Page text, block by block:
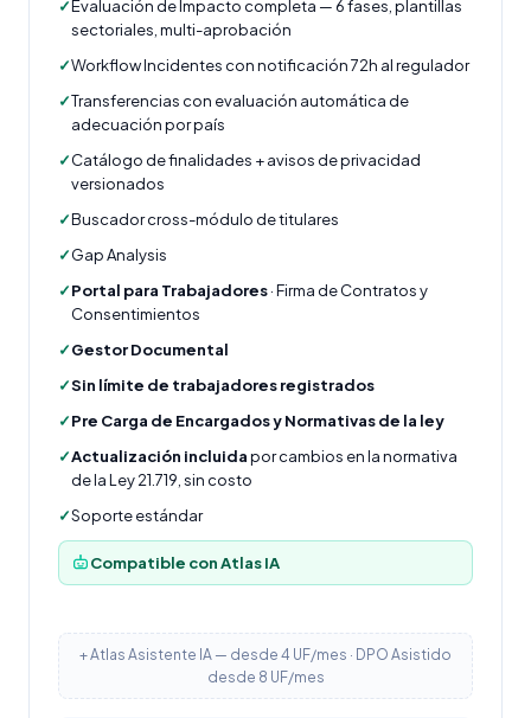
✓ Evaluación de Impacto completa — 6 fases, plantillas
sectoriales, multi-aprobación
✓Workflow Incidentes con notificación 72h al regulador
✓Transferencias con evaluación automática de
adecuación por país
✓Catálogo de finalidades + avisos de privacidad
versionados
✓Buscador cross-módulo de titulares
✓Gap Analysis
✓Portal para Trabajadores· Firma de Contratos y
Consentimientos
✓Gestor Documental
✓Sin límite de trabajadores registrados
✓Pre Carga de Encargados y Normativas de la ley
✓Actualización incluidapor cambios en la normativa
de la Ley 21.719, sin costo
✓Soporte estándar
Compatible con Atlas IA
+ Atlas Asistente IA — desde 4 UF/mes · DPO Asistido
desde 8 UF/mes